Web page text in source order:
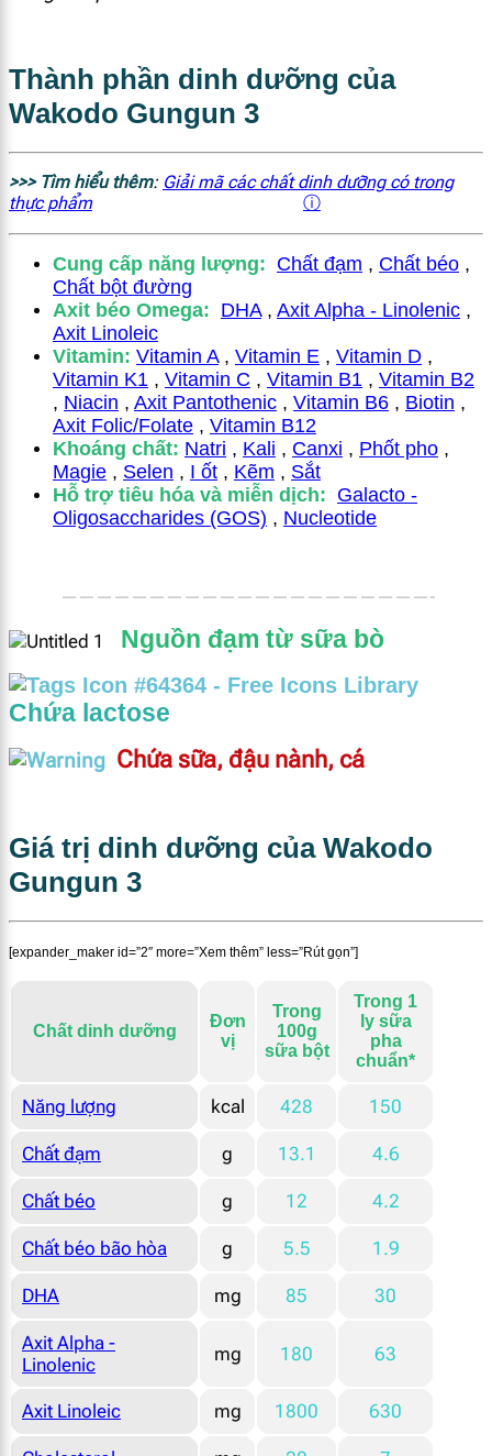
Thành phần dinh dưỡng của
Wakodo Gungun 3
>>> Tìm hiểu thêm: Giải mã các chất dinh dưỡng có trong
thực phẩm
ⓘ
Cung cấp năng lượng: Chất đạm , Chất béo ,
Chất bột đường
Axit béo Omega: DHA, Axit Alpha - Linolenic ,
Axit Linoleic
Vitamin: Vitamin A, Vitamin E , Vitamin D ,
Vitamin K1 , Vitamin C , Vitamin B1 , Vitamin B2
, Niacin , Axit Pantothenic , Vitamin B6 , Biotin ,
Axit Folic/Folate , Vitamin B12
Khoáng chất: Natri , Kali , Canxi , Phốt pho ,
Magie , Selen , I ốt , Kẽm , Sắt
Hỗ trợ tiêu hóa và miễn dịch: Galacto -
Oligosaccharides (GOS) , Nucleotide
—————————————————————-
Nguồn đạm từ sữa bò
Chứa lactose
Chứa sữa, đậu nành, cá
Giá trị dinh dưỡng của Wakodo
Gungun 3
[expander_maker id=”2″ more=”Xem thêm” less=”Rút gọn”]
Chất dinh dưỡng
Đơn
vị
Trong
100g
sữa bột
Trong 1
ly sữa
pha
chuẩn*
Năng lượng kcal 428 150
Chất đạm g 13.1 4.6
Chất béo g 12 4.2
Chất béo bão hòa g 5.5 1.9
DHA mg 85 30
Axit Alpha -
Linolenic
mg 180 63
Axit Linoleic mg 1800 630